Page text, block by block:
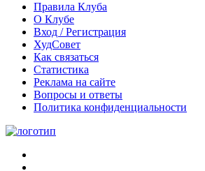
Правила Клуба
О Клубе
Вход / Регистрация
ХудСовет
Как связаться
Статистика
Реклама на сайте
Вопросы и ответы
Политика конфиденциальности